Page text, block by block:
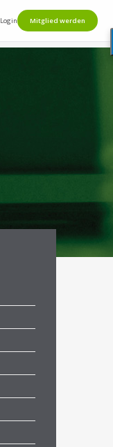
Login Mitglied werden